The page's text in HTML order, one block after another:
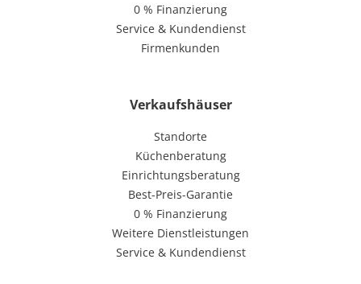
0 % Finanzierung
Service & Kundendienst
Firmenkunden
Verkaufshäuser
Standorte
Küchenberatung
Einrichtungsberatung
Best-Preis-Garantie
0 % Finanzierung
Weitere Dienstleistungen
Service & Kundendienst